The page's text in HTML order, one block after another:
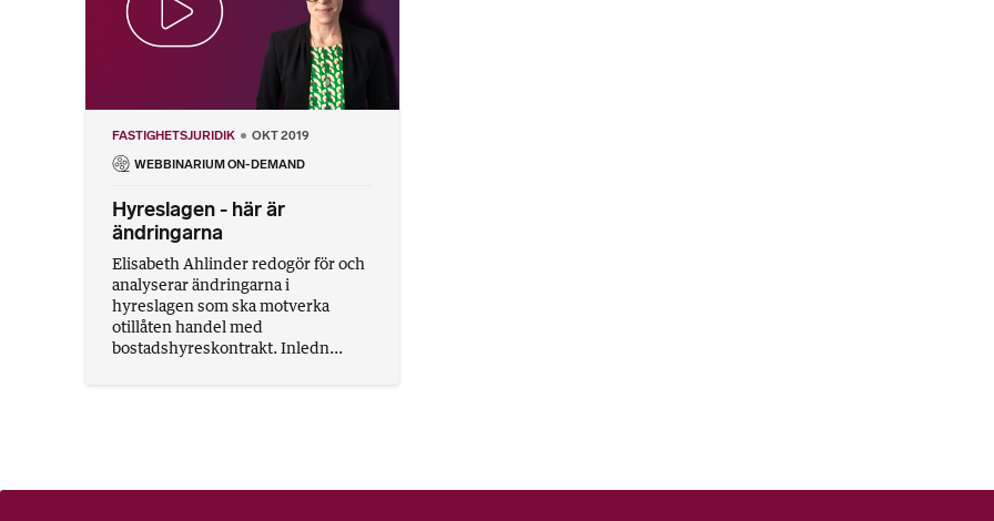
FASTIGHETSJURIDIK OKT 2019
WEBBINARIUM ON-DEMAND
Hyreslagen - här är
ändringarna
Elisabeth Ahlinder redogör för och
analyserar ändringarna i
hyreslagen som ska motverka
otillåten handel med
bostadshyreskontrakt. Inledn...